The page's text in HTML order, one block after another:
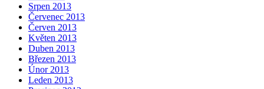
Srpen 2013
Červenec 2013
Červen 2013
Květen 2013
Duben 2013
Březen 2013
Únor 2013
Leden 2013